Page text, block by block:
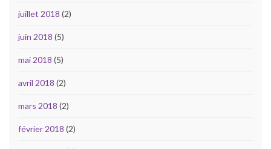
juillet 2018 (2)
juin 2018 (5)
mai 2018 (5)
avril 2018 (2)
mars 2018 (2)
février 2018 (2)